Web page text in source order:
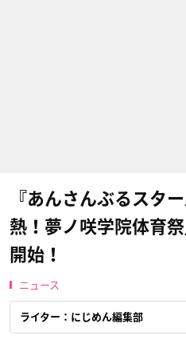
『あんさんぶるスタ
熱！夢ノ咲学院体育
開始！
ニュース
ライター：にじめん編集部